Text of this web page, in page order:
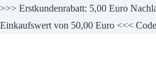
>>> Erstkundenrabatt: 5,00 Euro
Einkaufswert von 50,00 Euro <<<